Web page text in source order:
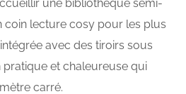
une bibliothèque semi-
coin lecture cosy pour les plus
avec des tiroirs sous
pratique et chaleureuse qui
carré.